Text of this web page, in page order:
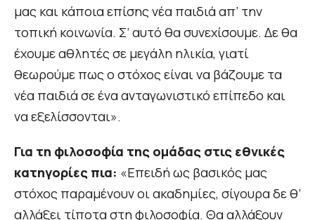
μας και κάποια επίσης νέα παιδιά απ’ την
τοπική κοινωνία. Σ’ αυτό θα συνεχίσουμε. Δε θα
έχουμε αθλητές σε μεγάλη ηλικία, γιατί
θεωρούμε πως ο στόχος είναι να βάζουμε τα
νέα παιδιά σε ένα ανταγωνιστικό επίπεδο και
να εξελίσσονται».
Για τη φιλοσοφία της ομάδας στις εθνικές
κατηγορίες πια: «Επειδή ως βασικός μας
στόχος παραμένουν οι ακαδημίες, σίγουρα δε θ’
αλλάξει τίποτα στη φιλοσοφία. Θα αλλάξουν